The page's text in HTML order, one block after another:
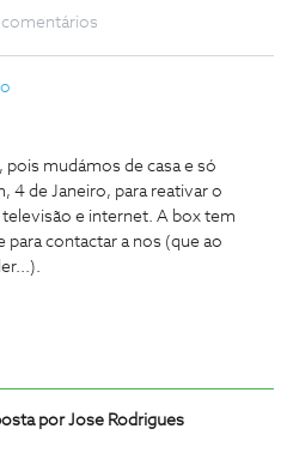
comentários
mudámos de casa e só
4 de Janeiro, para reativar o
e internet. A box tem
para contactar a nos (que ao
porJose Rodrigues